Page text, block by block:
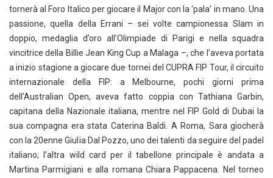
tornerà al Foro Italico per giocare il Major con la ‘pala’ in mano. Una
passione, quella della Errani – sei volte campionessa Slam in
doppio, medaglia d’oro all’Olimpiade di Parigi e nella squadra
vincitrice della Billie Jean King Cup a Malaga –, che l’aveva portata
a inizio stagione a giocare due tornei del CUPRA FIP Tour, il circuito
internazionale della FIP: a Melbourne, pochi giorni prima
dell’Australian Open, aveva fatto coppia con Tathiana Garbin,
capitana della Nazionale italiana, mentre nel FIP Gold di Dubai la
sua compagna era stata Caterina Baldi. A Roma, Sara giocherà
con la 20enne Giulia Dal Pozzo, uno dei talenti da seguire del padel
italiano; l’altra wild card per il tabellone principale è andata a
Martina Parmigiani e alla romana Chiara Pappacena. Nel torneo